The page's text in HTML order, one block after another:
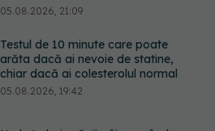
05.08.2026, 19:42
Unde trebuie să ții pâinea când
afară este caniculă. Greșeala care o
usucă sau o umple de mucegai în
doar câteva zile